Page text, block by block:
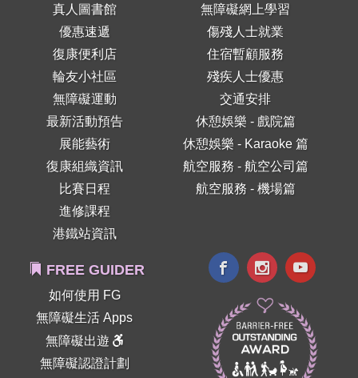
真人圖書館
優惠速遞
復康便利店
輪友小社區
無障礙運動
最新活動預告
展能藝術
復康組織資訊
比賽日程
進修課程
港鐵站資訊
無障礙網上學習
傷殘人士就業
住宿暫顧服務
殘疾人士優惠
交通安排
休憩娛樂 - 戲院篇
休憩娛樂 - Karaoke 篇
航空服務 - 航空公司篇
航空服務 - 機場篇
FREE GUIDER
如何使用 FG
無障礙生活 Apps
無障礙出遊
無障礙認證計劃